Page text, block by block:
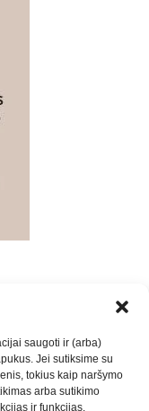
saugoti ir (arba)
Jei sutiksime su
tokius kaip naršymo
arba sutikimo
ir funkcijas.
kūrimas,
valdomas
News ByAdore